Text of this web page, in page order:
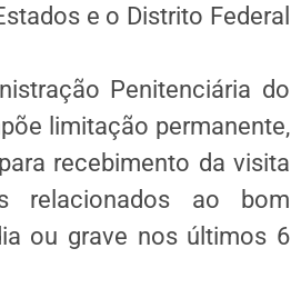
e o Distrito Federal
Penitenciária do
limitação permanente,
recebimento da visita
relacionados ao bom
ou grave nos últimos 6